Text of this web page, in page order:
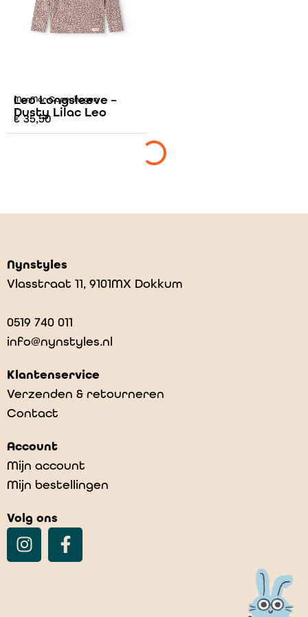
MarMar Copenhagen
Leo Longsleeve –
Dusty Lilac Leo
€35,50
Nynstyles
Vlasstraat 11, 9101MX Dokkum
0519 740 011
info@nynstyles.nl
Klantenservice
Verzenden & retourneren
Contact
Account
Mijn account
Mijn bestellingen
Volg ons